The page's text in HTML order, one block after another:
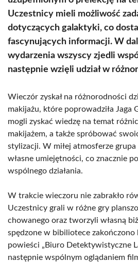
Uczestnicy mieli możliwość
dotyczących galaktyki, co
fascynujących informacji. W
wydarzenia wszyscy zjedli
następnie wzięli udział w
Wieczór zyskał na różnorodności
makijażu, które poprowadziła Jaga
mogli zyskać wiedzę na temat
makijażem, a także spróbować
stylizacji. W miłej atmosferze grupa
własne umiejętności, co znacznie
wspólnego działania.
W trakcie wieczoru nie zabrakło
Uczestnicy grali w różne gry
chowanego oraz tworzyli własną
spędzone w bibiliotece
powieści „Biuro Detektywistyczne
następnie wspólnym oglądaniem